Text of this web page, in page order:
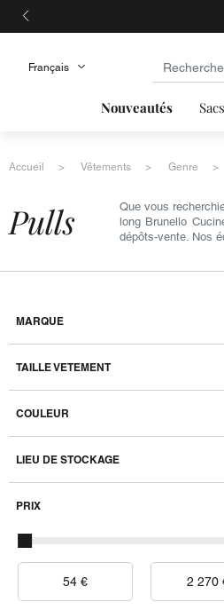
Nouveautés Sacs
Accueil Vêtements Genre
pulls
Que vous
long Brunello
dépôts-vente. Nos
MARQUE
TAILLE VETEMENT
COULEUR
LIEU DE STOCKAGE
PRIX